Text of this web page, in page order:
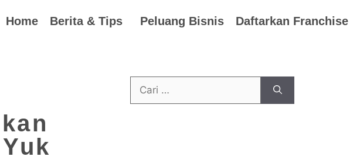
Home Berita & Tips Peluang Bisnis Daftarkan Franchise